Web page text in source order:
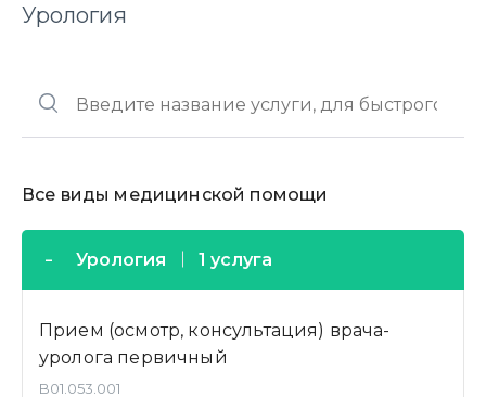
Урология
Все виды медицинской помощи
Урология 1 услуга
Прием (осмотр, консультация) врача-
уролога первичный
B01.053.001